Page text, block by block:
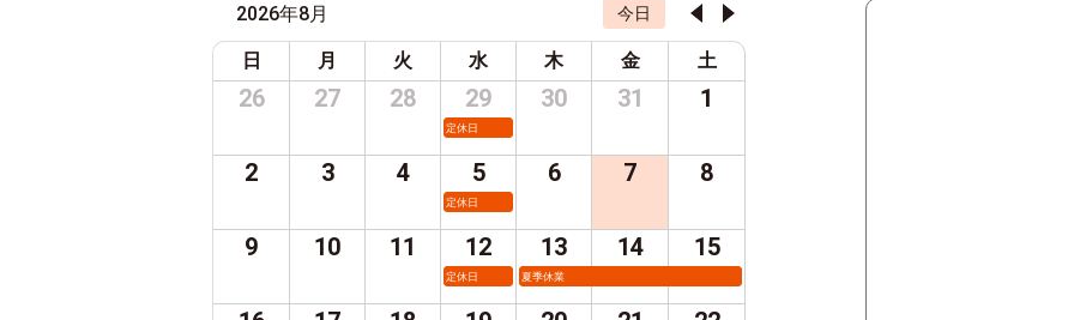
2026年8月 今日
日 月 火 水 木 金 土
26 27 28 29
定休日
30 31 1
2 3 4 5
定休日
6 7 8
9 10 11 12
定休日
13
夏季休業
14 15